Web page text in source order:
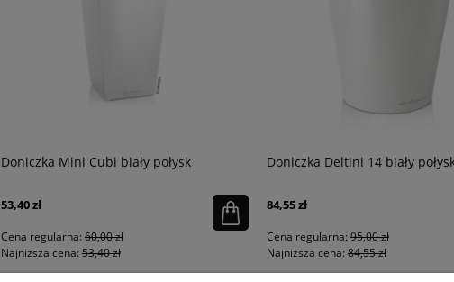
Doniczka Mini Cubi biały połysk
53,40 zł
Cena regularna:60,00 zł
Najniższa cena:53,40 zł
Doniczka Deltini 14 biały połysk
84,55 zł
Cena regularna:95,00 zł
Najniższa cena:84,55 zł